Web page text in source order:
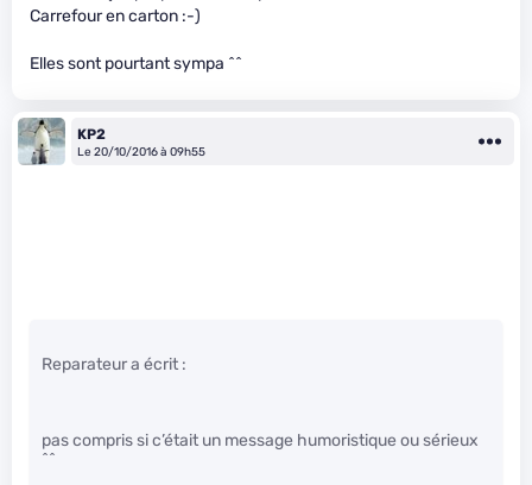
Carrefour en carton :-)
Elles sont pourtant sympa ^^
KP2
Le 20/10/2016 à 09h55
Reparateur a écrit :
pas compris si c’était un message humoristique ou sérieux
^^